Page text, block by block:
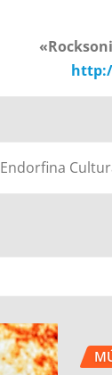
Endorfina